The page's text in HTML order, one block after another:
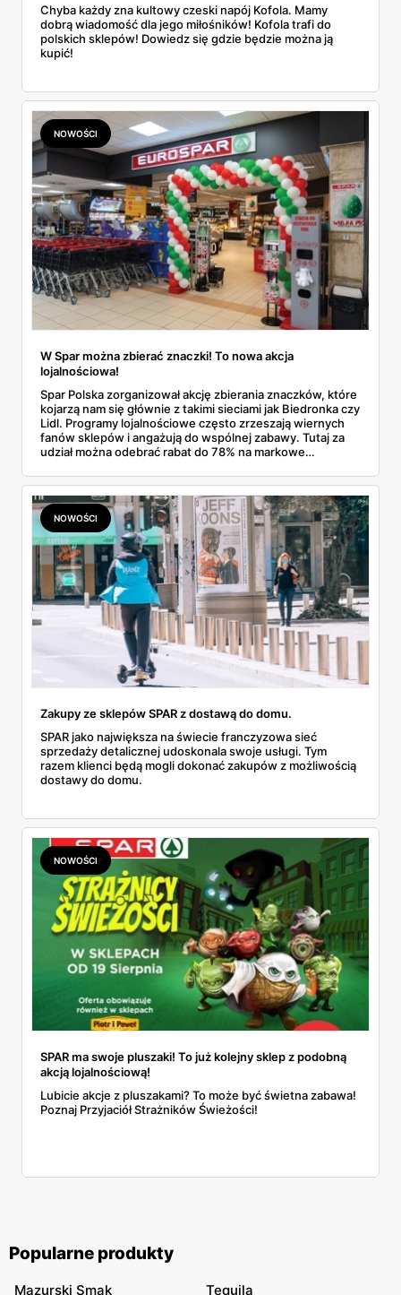
Chyba każdy zna kultowy czeski napój Kofola. Mamy
dobrą wiadomość dla jego miłośników! Kofola trafi do
polskich sklepów! Dowiedz się gdzie będzie można ją
kupić!
NOWOŚCI
W Spar można zbierać znaczki! To nowa akcja
lojalnościowa!
Spar Polska zorganizował akcję zbierania znaczków, które
kojarzą nam się głównie z takimi sieciami jak Biedronka czy
Lidl. Programy lojalnościowe często zrzeszają wiernych
fanów sklepów i angażują do wspólnej zabawy. Tutaj za
udział można odebrać rabat do 78% na markowe
NOWOŚCI
Zakupy ze sklepów SPAR z dostawą do domu.
SPAR jako największa na świecie franczyzowa sieć
sprzedaży detalicznej udoskonala swoje usługi. Tym
razem klienci będą mogli dokonać zakupów z możliwością
dostawy do domu.
NOWOŚCI
SPAR ma swoje pluszaki! To już kolejny sklep z podobną
akcją lojalnościową!
Lubicie akcje z pluszakami? To może być świetna zabawa!
Poznaj Przyjaciół Strażników Świeżości!
Popularne produkty
Mazurski Smak Tequila